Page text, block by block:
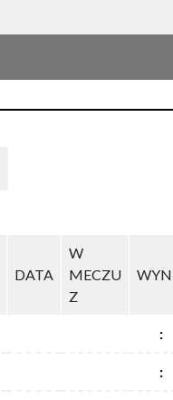
DATA
W
MECZU
Z
:
:
DATA
W
MECZU
Z
:
: